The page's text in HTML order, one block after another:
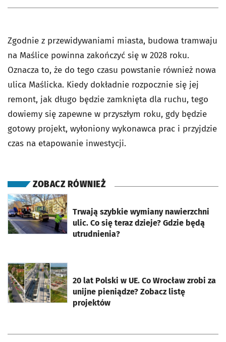
Zgodnie z przewidywaniami miasta, budowa tramwaju
na Maślice powinna zakończyć się w 2028 roku.
Oznacza to, że do tego czasu powstanie również nowa
ulica Maślicka. Kiedy dokładnie rozpocznie się jej
remont, jak długo będzie zamknięta dla ruchu, tego
dowiemy się zapewne w przyszłym roku, gdy będzie
gotowy projekt, wyłoniony wykonawca prac i przyjdzie
czas na etapowanie inwestycji.
ZOBACZ RÓWNIEŻ
Trwają szybkie wymiany nawierzchni
ulic. Co się teraz dzieje? Gdzie będą
utrudnienia?
otworzy się w nowej karcie
20 lat Polski w UE. Co Wrocław zrobi za
unijne pieniądze? Zobacz listę
projektów
otworzy się w nowej karcie